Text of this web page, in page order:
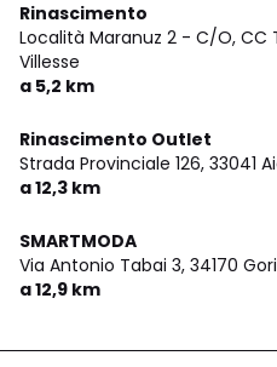
Rinascimento
Località Maranuz 2 - C/O, CC
Villesse
a 5,2 km
Rinascimento Outlet
Strada Provinciale 126, 33041
a 12,3 km
SMARTMODA
Via Antonio Tabai 3, 34170
a 12,9 km